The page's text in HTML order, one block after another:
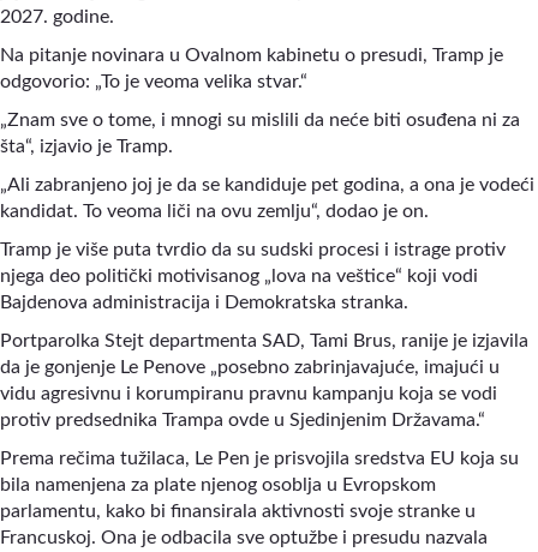
2027. godine.
Na pitanje novinara u Ovalnom kabinetu o presudi, Tramp je
odgovorio: „To je veoma velika stvar.“
„Znam sve o tome, i mnogi su mislili da neće biti osuđena ni za
šta“, izjavio je Tramp.
„Ali zabranjeno joj je da se kandiduje pet godina, a ona je vodeći
kandidat. To veoma liči na ovu zemlju“, dodao je on.
Tramp je više puta tvrdio da su sudski procesi i istrage protiv
njega deo politički motivisanog „lova na veštice“ koji vodi
Bajdenova administracija i Demokratska stranka.
Portparolka Stejt departmenta SAD, Tami Brus, ranije je izjavila
da je gonjenje Le Penove „posebno zabrinjavajuće, imajući u
vidu agresivnu i korumpiranu pravnu kampanju koja se vodi
protiv predsednika Trampa ovde u Sjedinjenim Državama.“
Prema rečima tužilaca, Le Pen je prisvojila sredstva EU koja su
bila namenjena za plate njenog osoblja u Evropskom
parlamentu, kako bi finansirala aktivnosti svoje stranke u
Francuskoj. Ona je odbacila sve optužbe i presudu nazvala